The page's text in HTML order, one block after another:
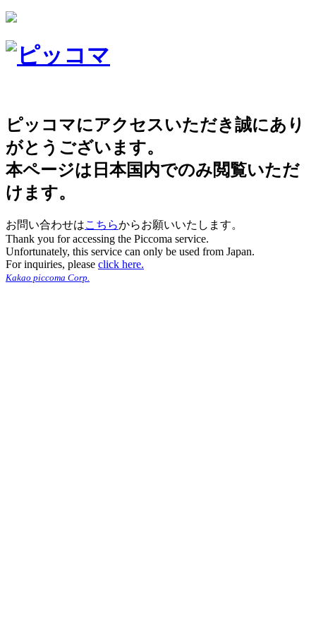
ピッコマにアクセスいただき誠にあり
がとうございます。
本ページは日本国内でのみ閲覧いただ
けます。
お問い合わせはこちらからお願いいたします。
Thank you for accessing the Piccoma service.
Unfortunately, this service can only be used from Japan.
For inquiries, please click here.
Kakao piccoma Corp.